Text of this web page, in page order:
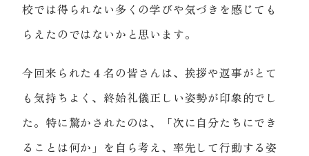
校では得られない多くの学びや気づきを感じても
らえたのではないかと思います。
今回来られた４名の皆さんは、挨拶や返事がとて
も気持ちよく、終始礼儀正しい姿勢が印象的でし
た。特に驚かされたのは、「次に自分たちにでき
ることは何か」を自ら考え、率先して行動する姿